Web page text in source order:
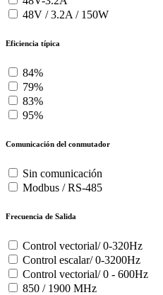
48V / 3.2A / 150W
Eficiencia típica
84%
79%
83%
95%
Comunicación del conmutador
Sin comunicación
Modbus / RS-485
Frecuencia de Salida
Control vectorial/ 0-320Hz
Control escalar/ 0-3200Hz
Control vectorial/ 0 - 600Hz
850 / 1900 MHz